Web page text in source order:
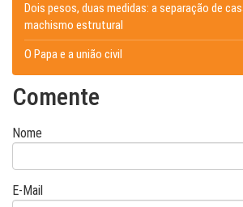
Dois pesos, duas medidas: a separação de
machismo estrutural
O Papa e a união civil
Comente
Nome
E-Mail